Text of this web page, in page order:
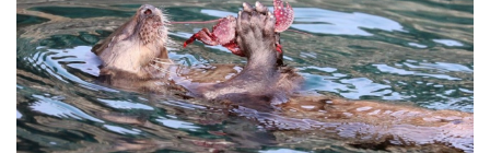
modo claro